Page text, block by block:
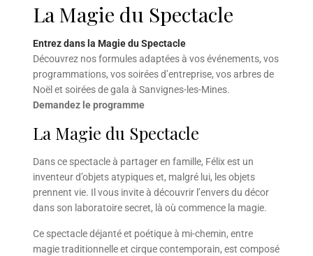
La Magie du Spectacle
Entrez dans la Magie du Spectacle
Découvrez nos formules adaptées à vos événements, vos
programmations, vos soirées d’entreprise, vos arbres de
Noël et soirées de gala à Sanvignes-les-Mines.
Demandez le programme
La Magie du Spectacle
Dans ce spectacle à partager en famille, Félix est un
inventeur d’objets atypiques et, malgré lui, les objets
prennent vie. Il vous invite à découvrir l’envers du décor
dans son laboratoire secret, là où commence la magie.
Ce spectacle déjanté et poétique à mi-chemin, entre
magie traditionnelle et cirque contemporain, est composé